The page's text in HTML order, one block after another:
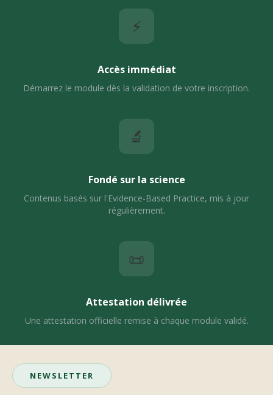
⚡
Accès immédiat
Démarrez le module dès la validation de votre inscription.
🔬
Fondé sur la science
Contenus basés sur l'Evidence-Based Practice, mis à jour
régulièrement.
📜
Attestation délivrée
Une attestation officielle remise à chaque module validé.
NEWSLETTER